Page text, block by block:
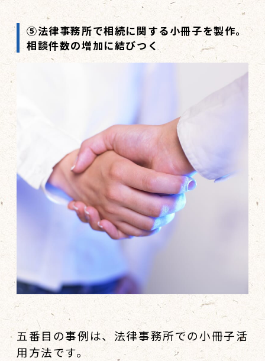
⑤法律事務所で相続に関する小冊子を製作。
相談件数の増加に結びつく
五番目の事例は、法律事務所での小冊子活
用方法です。